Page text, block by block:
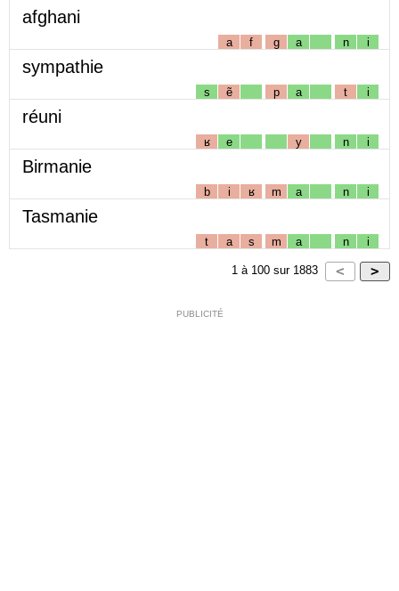
afghani
a f g a n i
sympathie
s ẽ p a t i
réuni
ʁ e y n i
Birmanie
b i ʁ m a n i
Tasmanie
t a s m a n i
1 à 100 sur 1883
PUBLICITÉ